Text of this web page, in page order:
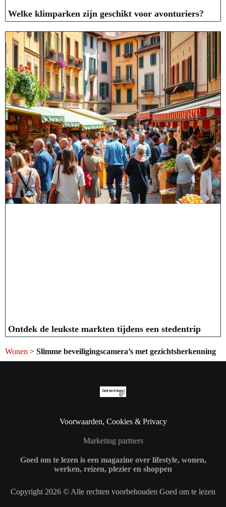
Welke klimparken zijn geschikt voor avonturiers?
Ontdek de leukste markten tijdens een stedentrip
Wonen > Slimme beveiligingscamera’s met gezichtsherkenning
Voorwaarden, Cookies & Privacy
Marketing partners
Goed om te lezen is een magazine over lifestyle, wonen,
werken, reizen, plezier en shoppen
Copyright 2026 © Alle rechten voorbehouden Goed om te lezen